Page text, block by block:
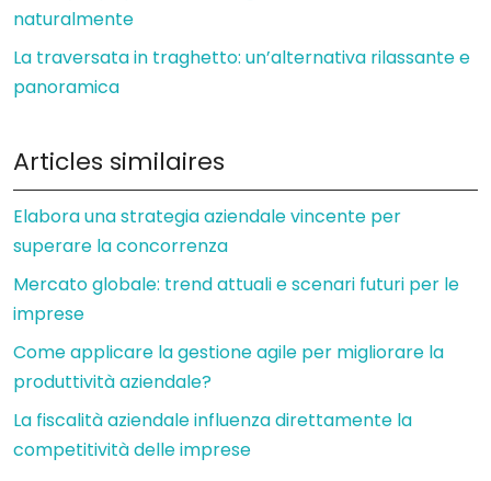
naturalmente
La traversata in traghetto: un’alternativa rilassante e
panoramica
Articles similaires
Elabora una strategia aziendale vincente per
superare la concorrenza
Mercato globale: trend attuali e scenari futuri per le
imprese
Come applicare la gestione agile per migliorare la
produttività aziendale?
La fiscalità aziendale influenza direttamente la
competitività delle imprese